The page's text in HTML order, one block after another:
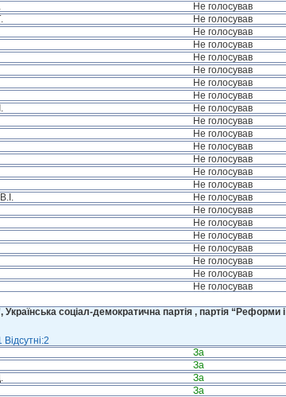
Не голосував
Не голосував
Не голосував
Не голосував
Не голосував
Не голосував
Не голосував
Не голосував
Не голосував
Не голосував
Не голосував
Не голосував
Не голосував
Не голосував
Не голосував
Не голосував
Не голосував
Не голосував
Не голосував
Не голосував
Не голосував
Не голосував
Не голосував
соціал-демократична партія , партія “Реформи і
За
За
За
За